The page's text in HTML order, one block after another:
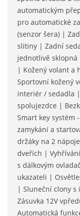
automatickým
pro automatické
(senzor šera) |
slitiny | Zadní
jednotlivě
| Kožený volant a
Sportovní kožený
interiér / sedadla
spolujezdce |
Smart key systém
zamykání a
držáky na 2
dveřích |
s dálkovým
ukazateli |
| Sluneční clony s
Zásuvka 12V
Automatická